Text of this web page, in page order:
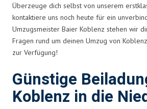
Überzeuge dich selbst von unserem
kontaktiere uns noch heute für ein
Umzugsmeister Baier Koblenz stehen wir
Fragen rund um deinen Umzug von
zur Verfügung!
Günstige
Koblenz in die